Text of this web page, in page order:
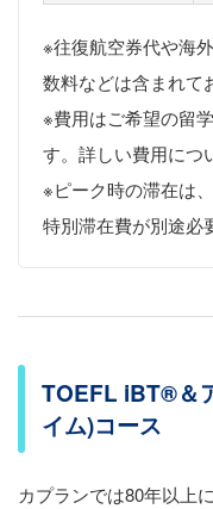
※往復航空券代や海
数料などは含まれて
※費用はご希望の留
す。詳しい費用につ
※ピーク時の滞在は
特別滞在費が別途必
TOEFL iBT®＆
イム)コース
カプランでは80年以上